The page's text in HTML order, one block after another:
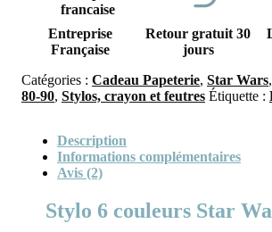
Entreprise
Française
Retour gratuit 30
jours
Catégories : Cadeau Papeterie, Star Wars,
80-90, Stylos, crayon et feutres Étiquette :
Description
Informations complémentaires
Avis (2)
Stylo 6 couleurs Star